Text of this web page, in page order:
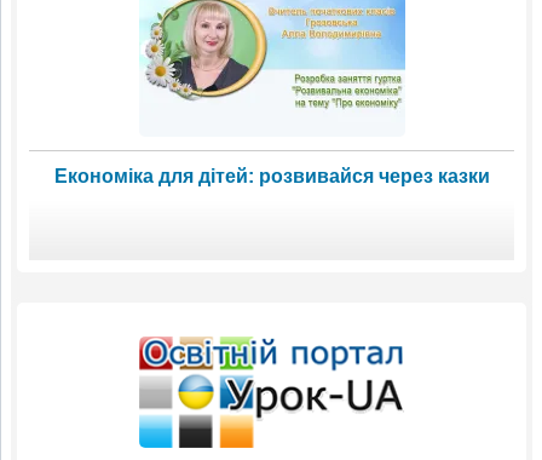
Економіка для дітей: розвивайся через казки